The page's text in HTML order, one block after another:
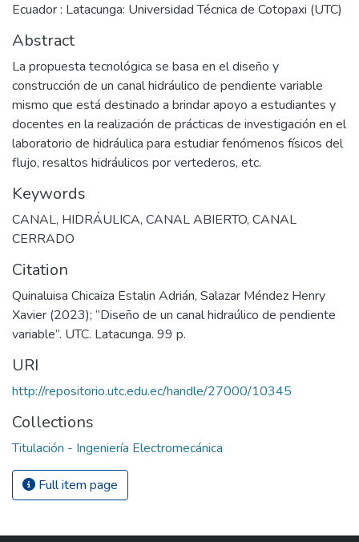
Ecuador : Latacunga: Universidad Técnica de Cotopaxi (UTC)
Abstract
La propuesta tecnológica se basa en el diseño y
construcción de un canal hidráulico de pendiente variable
mismo que está destinado a brindar apoyo a estudiantes y
docentes en la realización de prácticas de investigación en el
laboratorio de hidráulica para estudiar fenómenos físicos del
flujo, resaltos hidráulicos por vertederos, etc.
Keywords
CANAL, HIDRÁULICA, CANAL ABIERTO, CANAL
CERRADO
Citation
Quinaluisa Chicaiza Estalin Adrián, Salazar Méndez Henry
Xavier (2023); “Diseño de un canal hidraúlico de pendiente
variable”. UTC. Latacunga. 99 p.
URI
http://repositorio.utc.edu.ec/handle/27000/10345
Collections
Titulación - Ingeniería Electromecánica
Full item page